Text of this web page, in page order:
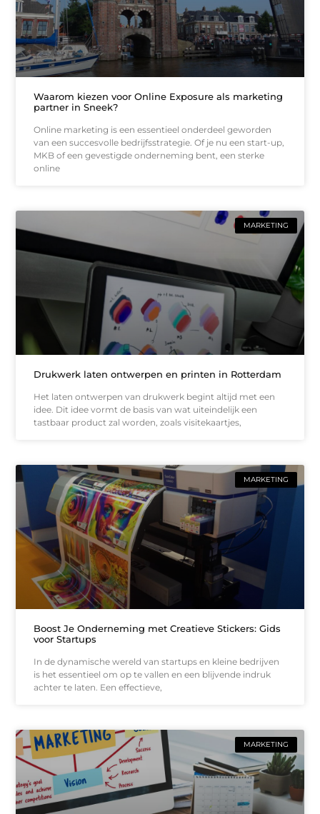
Waarom kiezen voor Online Exposure als marketing
partner in Sneek?
Online marketing is een essentieel onderdeel geworden
van een succesvolle bedrijfsstrategie. Of je nu een start-up,
MKB of een gevestigde onderneming bent, een sterke
online
MARKETING
Drukwerk laten ontwerpen en printen in Rotterdam
Het laten ontwerpen van drukwerk begint altijd met een
idee. Dit idee vormt de basis van wat uiteindelijk een
tastbaar product zal worden, zoals visitekaartjes,
MARKETING
Boost Je Onderneming met Creatieve Stickers: Gids
voor Startups
In de dynamische wereld van startups en kleine bedrijven
is het essentieel om op te vallen en een blijvende indruk
achter te laten. Een effectieve,
MARKETING